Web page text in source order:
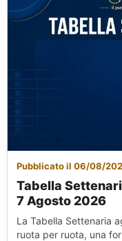
Pubblicato il 06/08/
Tabella
7 Agosto 2026
La Tabella Settenaria
ruota per ruota, una